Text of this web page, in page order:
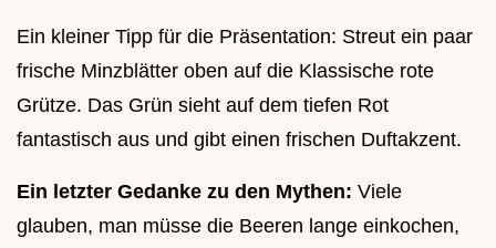
Ein kleiner Tipp für die Präsentation: Streut ein paar
frische Minzblätter oben auf die Klassische rote
Grütze. Das Grün sieht auf dem tiefen Rot
fantastisch aus und gibt einen frischen Duftakzent.
Ein letzter Gedanke zu den Mythen: Viele
glauben, man müsse die Beeren lange einkochen,